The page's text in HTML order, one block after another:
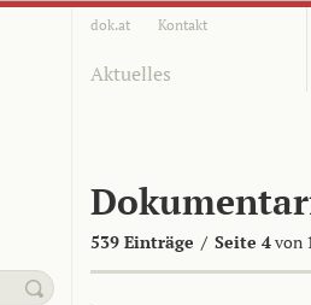
dok.at Kontakt
Aktuelles
539 Einträge / Seite 4von